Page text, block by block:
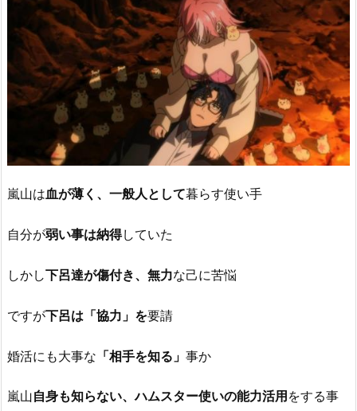
嵐山は血が薄く、一般人として暮らす使い手
自分が弱い事は納得していた
しかし下呂達が傷付き、無力な己に苦悩
ですが下呂は「協力」を要請
婚活にも大事な 「相手を知る」 事か
嵐山自身も知らない、ハムスター使いの能力活用 をする事